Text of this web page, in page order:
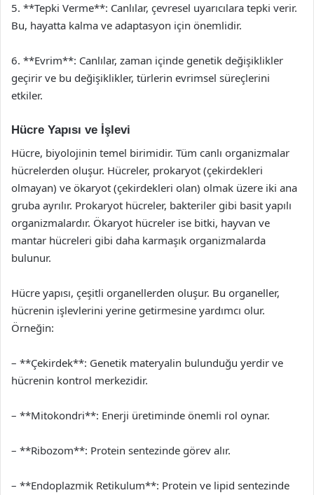
5. **Tepki Verme**: Canlılar, çevresel uyarıcılara tepki verir.
Bu, hayatta kalma ve adaptasyon için önemlidir.
6. **Evrim**: Canlılar, zaman içinde genetik değişiklikler
geçirir ve bu değişiklikler, türlerin evrimsel süreçlerini
etkiler.
Hücre Yapısı ve İşlevi
Hücre, biyolojinin temel birimidir. Tüm canlı organizmalar
hücrelerden oluşur. Hücreler, prokaryot (çekirdekleri
olmayan) ve ökaryot (çekirdekleri olan) olmak üzere iki ana
gruba ayrılır. Prokaryot hücreler, bakteriler gibi basit yapılı
organizmalardır. Ökaryot hücreler ise bitki, hayvan ve
mantar hücreleri gibi daha karmaşık organizmalarda
bulunur.
Hücre yapısı, çeşitli organellerden oluşur. Bu organeller,
hücrenin işlevlerini yerine getirmesine yardımcı olur.
Örneğin:
– **Çekirdek**: Genetik materyalin bulunduğu yerdir ve
hücrenin kontrol merkezidir.
– **Mitokondri**: Enerji üretiminde önemli rol oynar.
– **Ribozom**: Protein sentezinde görev alır.
– **Endoplazmik Retikulum**: Protein ve lipid sentezinde